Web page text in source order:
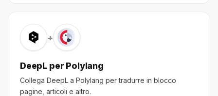
+
DeepL per Polylang
Collega DeepL a Polylang per tradurre in blocco
pagine, articoli e altro.